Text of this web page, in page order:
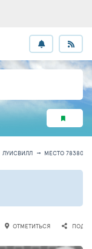
ЛУИСВИЛЛ МЕСТО 78380
ОТМЕТИТЬСЯ